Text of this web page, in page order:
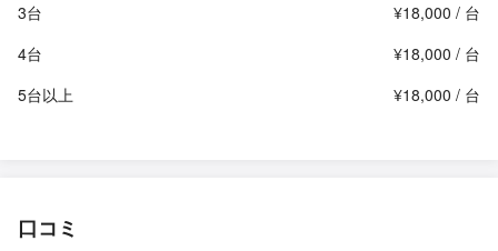
3台
¥18,000 / 台
4台
¥18,000 / 台
5台以上
¥18,000 / 台
口コミ